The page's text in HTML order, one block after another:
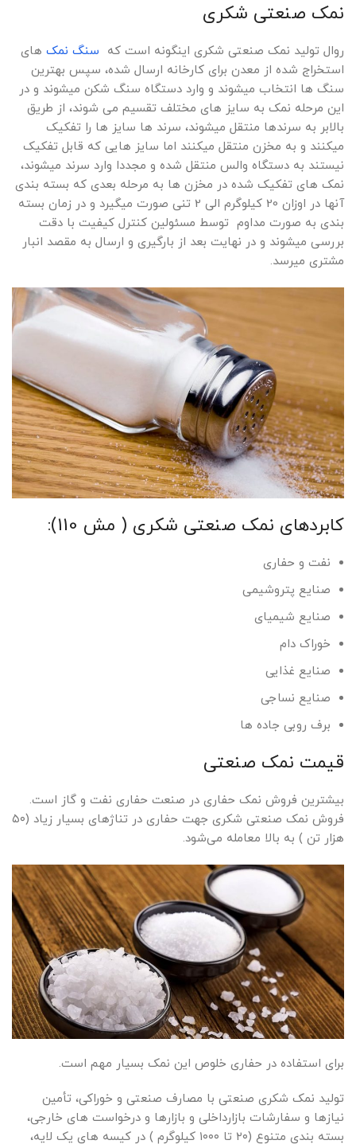
نمک صنعتی شکری
روال تولید نمک صنعتی شکری اینگونه است که سنگ نمک های
استخراج شده از معدن برای کارخانه ارسال شده، سپس بهترین
سنگ ها انتخاب میشوند و وارد دستگاه سنگ شکن میشوند و در
این مرحله نمک به سایز های مختلف تقسیم می شوند، از طریق
بالابر به سرندها منتقل میشوند، سرند ها سایز ها را تفکیک
میکنند و به مخزن منتقل میکنند اما سایز هایی که قابل تفکیک
نیستند به دستگاه والس منتقل شده و مجددا وارد سرند میشوند،
نمک های تفکیک شده در مخزن ها به مرحله بعدی که بسته بندی
آنها در اوزان 20 کیلوگرم الی 2 تنی صورت میگیرد و در زمان بسته
بندی به صورت مداوم توسط مسئولین کنترل کیفیت با دقت
بررسی میشوند و در نهایت بعد از بارگیری و ارسال به مقصد انبار
مشتری میرسد.
کابردهای نمک صنعتی شکری ( مش 110):
نفت و حفاری
صنایع پتروشیمی
صنایع شیمیای
خوراک دام
صنایع غذایی
صنایع نساجی
برف روبی جاده ها
قیمت نمک صنعتی
بیشترین فروش نمک حفاری در صنعت حفاری نفت و گاز است.
فروش نمک صنعتی شکری جهت حفاری در تناژهای بسیار زیاد (۵۰
هزار تن ) به بالا معامله می‌شود.
برای استفاده در حفاری خلوص این نمک بسیار مهم است.
تولید نمک شکری صنعتی با مصارف صنعتی و خوراکی، تأمین
نیازها و سفارشات بازارداخلی و بازارها و درخواست های خارجی،
بسته بندی متنوع (۲۰ تا ۱۰۰۰ کیلوگرم ) در کیسه های یک لایه،